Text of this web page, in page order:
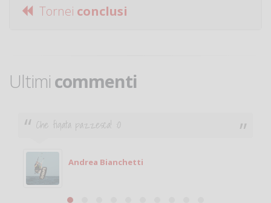
Tornei conclusi
Ultimi commenti
Ciao. Sono a Treviglio da poco e vorrei tornare a
giocare. Se sei in zona e puoi giocare fammi sapere.
Michele
Michele Miglionico